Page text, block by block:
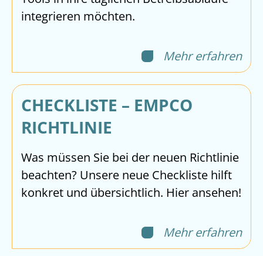
integrieren möchten.
Mehr erfahren
CHECKLISTE – EMPCO
RICHTLINIE
Was müssen Sie bei der neuen Richtlinie
beachten? Unsere neue Checkliste hilft
konkret und übersichtlich. Hier ansehen!
Mehr erfahren